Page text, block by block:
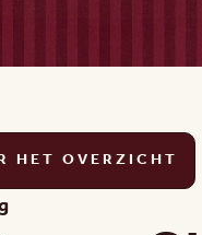
HET OVERZICHT